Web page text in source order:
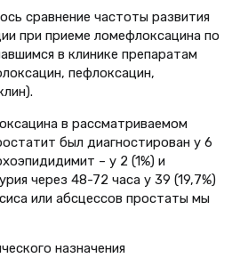
сравнение частоты развития
при приеме ломефлоксацина по
в клинике препаратам
пефлоксацин,
в рассматриваемом
был диагностирован у 6
– у 2 (1%) и
через 48-72 часа у 39 (19,7%)
или абсцессов простаты мы
назначения